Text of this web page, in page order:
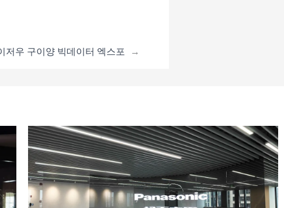
저우 구이양 빅데이터 엑스포 →